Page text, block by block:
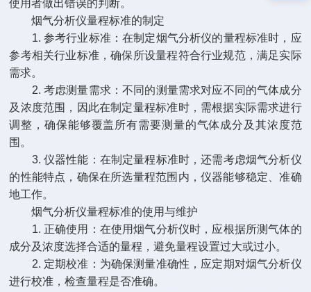
使用者做出错误的判断。
烟气分析仪量程标准的制定
1. 参考行业标准：在制定烟气分析仪的量程标准时，应
参考相关行业标准，确保所设量程符合行业规范，满足实际
需求。
2. 考虑测量需求：不同的测量需求对应不同的气体成分
及浓度范围，因此在制定量程标准时，需根据实际需求进行
调整，确保能够覆盖所有需要测量的气体成分及其浓度范
围。
3. 仪器性能：在制定量程标准时，还需考虑烟气分析仪
的性能特点，确保在所选量程范围内，仪器能够稳定、准确
地工作。
烟气分析仪量程标准的使用与维护
1. 正确使用：在使用烟气分析仪时，应根据所测气体的
成分及浓度选择合适的量程，避免量程设置过大或过小。
2. 定期校准：为确保测量准确性，应定期对烟气分析仪
进行校准，检查量程是否准确。